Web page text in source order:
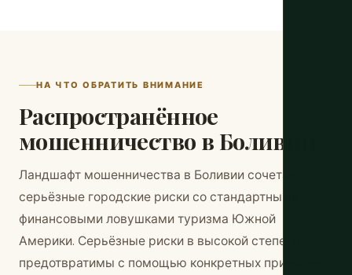
НА ЧТО ОБРАТИТЬ ВНИМАНИЕ
Распространённое
мошенничество в Боливии
Ландшафт мошенничества в Боливии сочетает
серьёзные городские риски со стандартными
финансовыми ловушками туризма Южной
Америки. Серьёзные риски в высокой степени
предотвратимы с помощью конкретных привычек.